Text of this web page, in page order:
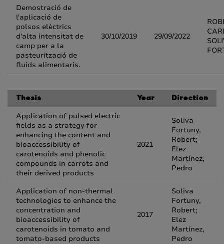
Demostració de
l'aplicació de
polsos elèctrics
d'alta intensitat de
camp per a la
pasteurització de
fluids alimentaris.
30/10/2019 29/09/2022
Thesis Year Direction
Application of pulsed electric
fields as a strategy for
enhancing the content and
bioaccessibility of
carotenoids and phenolic
compounds in carrots and
their derived products
2021
Soliva
Fortuny,
Robert;
Elez
Martínez,
Pedro
Application of non-thermal
technologies to enhance the
concentration and
bioaccessibility of
carotenoids in tomato and
tomato-based products
2017
Soliva
Fortuny,
Robert;
Elez
Martínez,
Pedro